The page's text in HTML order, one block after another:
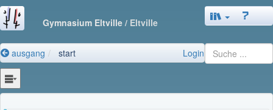
Gymnasium Eltville / Eltville
ausgang start Login